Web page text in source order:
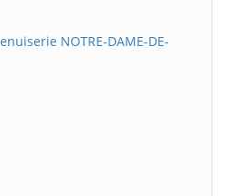
NOTRE-DAME-DE-